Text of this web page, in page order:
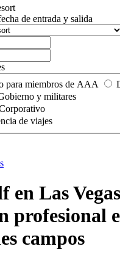
de entrada y salida
para miembros de AAA
y militares
de viajes
en Las
profesional
campos